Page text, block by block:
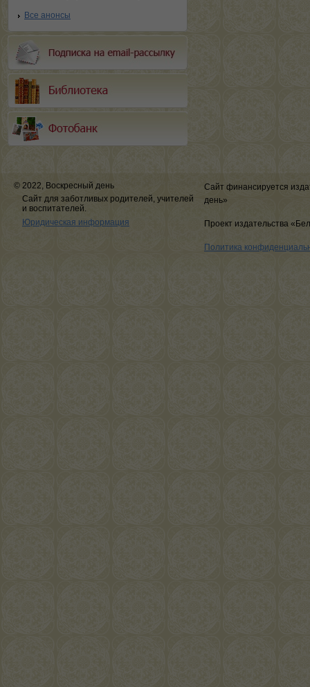
Все анонсы
© 2022, Воскресный день
Сайт для заботливых родителей, учителей
и воспитателей.
Юридическая информация
Сайт финансируется
день»
Проект издательства
Политика